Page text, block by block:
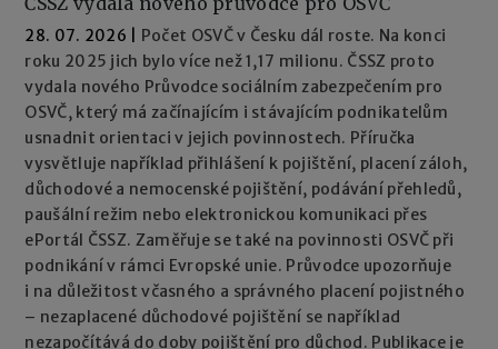
28. 07. 2026
Počet OSVČ v Česku dál roste. Na konci
roku 2025 jich bylo více než 1,17 milionu. ČSSZ proto
vydala nového Průvodce sociálním zabezpečením pro
OSVČ, který má začínajícím i stávajícím podnikatelům
usnadnit orientaci v jejich povinnostech. Příručka
vysvětluje například přihlášení k pojištění, placení záloh,
důchodové a nemocenské pojištění, podávání přehledů,
paušální režim nebo elektronickou komunikaci přes
ePortál ČSSZ. Zaměřuje se také na povinnosti OSVČ při
podnikání v rámci Evropské unie. Průvodce upozorňuje
i na důležitost včasného a správného placení pojistného
– nezaplacené důchodové pojištění se například
nezapočítává do doby pojištění pro důchod. Publikace je